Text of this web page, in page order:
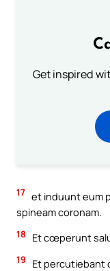
Get inspired
17 et induunt eum
spineam coronam.
18 Et cœperunt
19
Et percutiebant